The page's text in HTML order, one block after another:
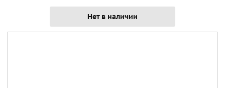
Нет в наличии